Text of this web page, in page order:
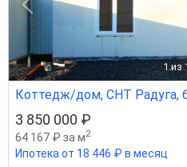
1 из
Коттедж/дом, СНТ Радуга,
3 850 000 ₽
64 167 ₽ за м2
Ипотека от 18 446 ₽ в месяц